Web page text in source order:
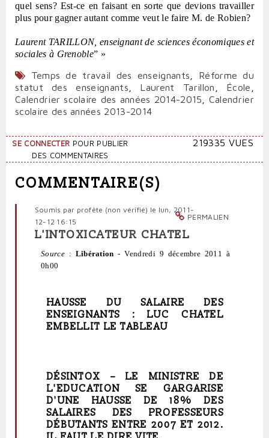
quel sens? Est-ce en faisant en sorte que devions travailler
plus pour gagner autant comme veut le faire M. de Robien?
Laurent TARILLON, enseignant de sciences économiques et
sociales à Grenoble” »
Temps de travail des enseignants
Réforme du
statut des enseignants
Laurent Tarillon École
Calendrier scolaire des années 2014-2015
Calendrier
scolaire des années 2013-2014
SE CONNECTER POUR PUBLIER
DES COMMENTAIRES
219335 VUES
COMMENTAIRE(S)
PERMALIEN
Soumis par profête (non vérifié) le lun, 2011-
12-12 16:15
L'INTOXICATEUR CHATEL
Source: Libération -Vendredi 9 décembre 2011 à
0h00
HAUSSE DU SALAIRE DES
ENSEIGNANTS : LUC CHATEL
EMBELLIT LE TABLEAU
DÉSINTOX –LE MINISTRE DE
L'EDUCATION SE GARGARISE
D'UNE HAUSSE DE 18% DES
SALAIRES DES PROFESSEURS
DÉBUTANTS ENTRE 2007 ET 2012.